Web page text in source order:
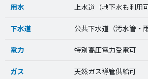
用水 上水道（地下水も利用可
下水道 公共下水道（汚水管・
電力 特別高圧電力受電可
ガス 天然ガス導管供給可